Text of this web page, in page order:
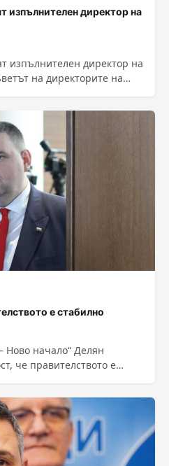
изпълнителен директор на
изпълнителен директор на
на директорите на
е стабилно
Ново начало“ Делян
че правителството е